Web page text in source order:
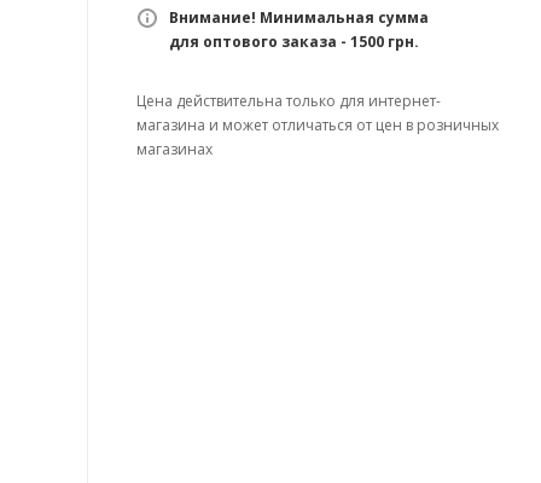
Внимание! Минимальная сумма
для оптового заказа - 1500 грн.
Цена действительна только для интернет-
магазина и может отличаться от цен в розничных
магазинах